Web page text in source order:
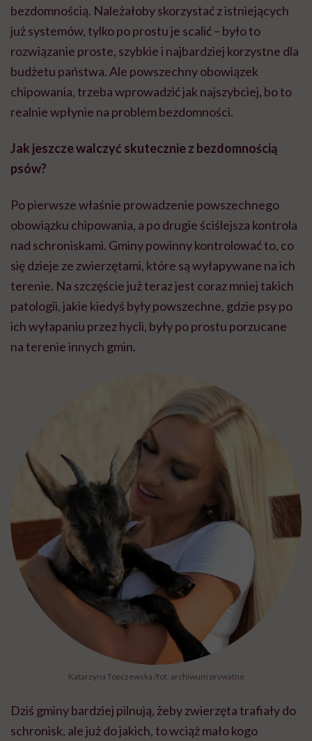
bezdomnością. Należałoby skorzystać z istniejących
już systemów, tylko po prostu je scalić – było to
rozwiązanie proste, szybkie i najbardziej korzystne dla
budżetu państwa. Ale powszechny obowiązek
chipowania, trzeba wprowadzić jak najszybciej, bo to
realnie wpłynie na problem bezdomności.
Jak jeszcze walczyć skutecznie z bezdomnością
psów?
Po pierwsze właśnie prowadzenie powszechnego
obowiązku chipowania, a po drugie ściślejsza kontrola
nad schroniskami. Gminy powinny kontrolować to, co
się dzieje ze zwierzętami, które są wyłapywane na ich
terenie. Na szczęście już teraz jest coraz mniej takich
patologii, jakie kiedyś były powszechne, gdzie psy po
ich wyłapaniu przez hycli, były po prostu porzucane
na terenie innych gmin.
Katarzyna Topczewska /fot. archiwum prywatne
Dziś gminy bardziej pilnują, żeby zwierzęta trafiały do
schronisk, ale już do jakich, to wciąż mało kogo